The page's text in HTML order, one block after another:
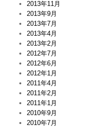
2013年11月
2013年9月
2013年7月
2013年4月
2013年2月
2012年7月
2012年6月
2012年1月
2011年4月
2011年2月
2011年1月
2010年9月
2010年7月